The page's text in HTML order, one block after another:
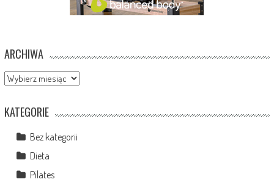
ARCHIWA
Archiwa
KATEGORIE
Bez kategorii
Dieta
Pilates